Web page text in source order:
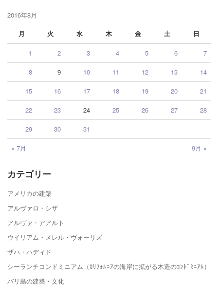
2016年8月
月
火 水 木 金 土 日
« 7月 9月 »
1 2 3 4 5 6 7
8 9 10 11 12 13 14
15 16 17 18 19 20 21
22 23 24 25 26 27 28
29 30 31
カテゴリー
アメリカの建築
アルヴァロ・シザ
アルヴァ・アアルト
ウイリアム・メレル・ヴォーリズ
ザハ・ハディド
シーランチコンドミニアム（ｶﾘﾌｫﾙﾆｱの海岸に拡がる木造のｺﾝﾄﾞﾐﾆｱﾑ）
バリ島の建築・文化